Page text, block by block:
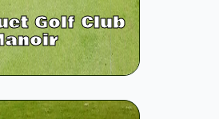
Golf Club